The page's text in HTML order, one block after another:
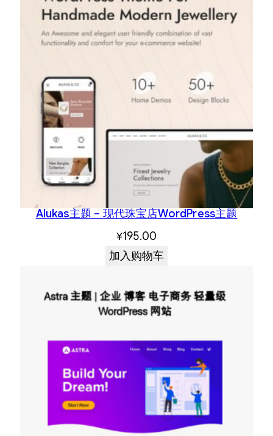
Alukas主题 – 现代珠宝店WordPress主题
¥195.00
加入购物车